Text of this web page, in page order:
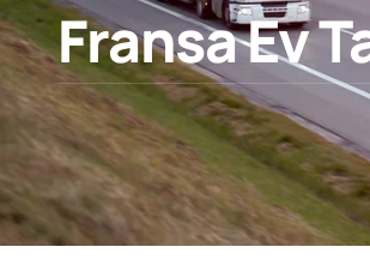
Fransa Ev